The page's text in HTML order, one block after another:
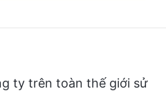
ty trên toàn thế giới sử